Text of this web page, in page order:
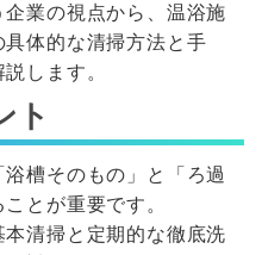
業の視点から、温浴施
体的な清掃方法と手
します。
ト
槽そのもの」と「ろ過
とが重要です。
清掃と定期的な徹底洗